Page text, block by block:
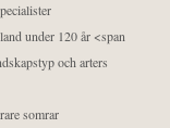
under 120 år <span
och arters
somrar